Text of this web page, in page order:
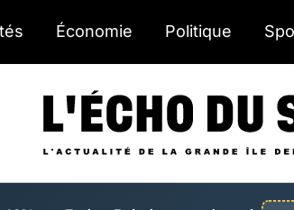
Économie Politique